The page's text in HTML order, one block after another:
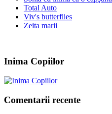
Total Auto
Viv's butterflies
Zeita marii
Inima Copiilor
Comentarii recente